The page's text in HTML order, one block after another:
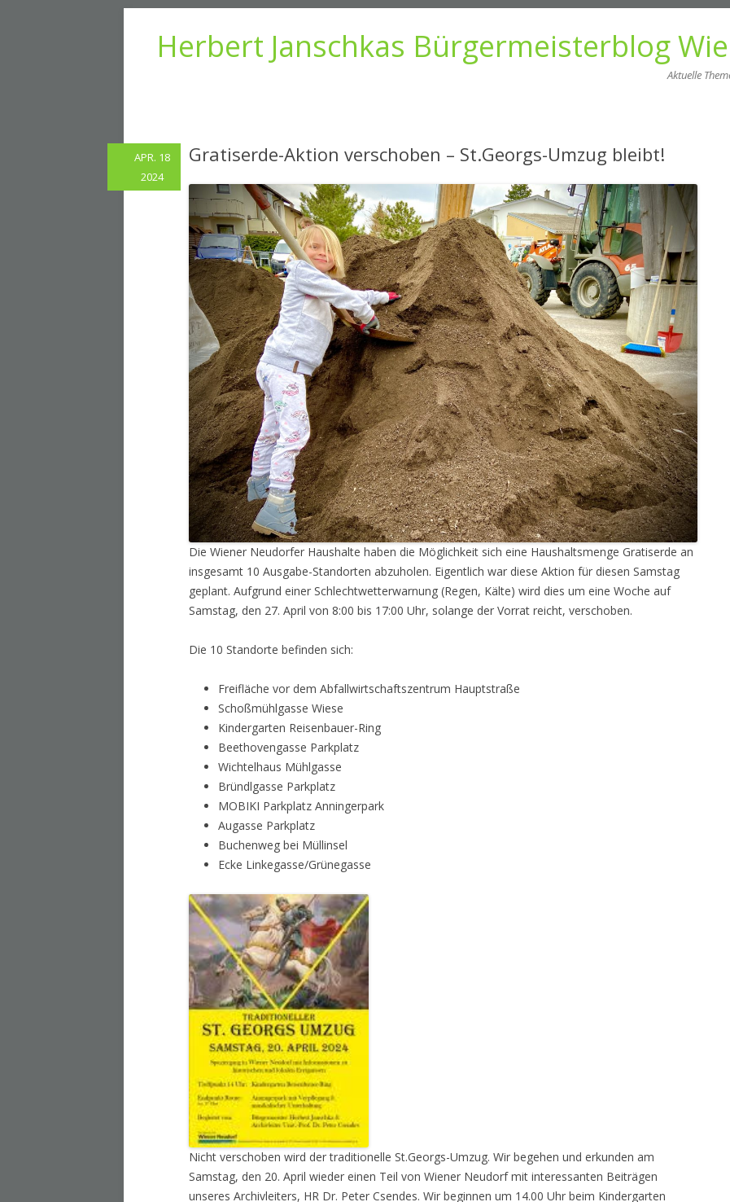
Herbert Janschkas Bürgermeisterblog
Aktuelle
Gratiserde-Aktion verschoben – St.Georgs-Umzug bleibt!
Die Wiener Neudorfer Haushalte haben die Möglichkeit sich eine Haushaltsmenge Gratiserde an
insgesamt 10 Ausgabe-Standorten abzuholen. Eigentlich war diese Aktion für diesen Samstag
geplant. Aufgrund einer Schlechtwetterwarnung (Regen, Kälte) wird dies um eine Woche auf
Samstag, den 27. April von 8:00 bis 17:00 Uhr, solange der Vorrat reicht, verschoben.
Die 10 Standorte befinden sich:
Freifläche vor dem Abfallwirtschaftszentrum Hauptstraße
Schoßmühlgasse Wiese
Kindergarten Reisenbauer-Ring
Beethovengasse Parkplatz
Wichtelhaus Mühlgasse
Bründlgasse Parkplatz
MOBIKI Parkplatz Anningerpark
Augasse Parkplatz
Buchenweg bei Müllinsel
Ecke Linkegasse/Grünegasse
Nicht verschoben wird der traditionelle St.Georgs-Umzug. Wir begehen und erkunden am
Samstag, den 20. April wieder einen Teil von Wiener Neudorf mit interessanten Beiträgen
unseres Archivleiters, HR Dr. Peter Csendes. Wir beginnen um 14.00 Uhr beim Kindergarten
APR. 18
2024